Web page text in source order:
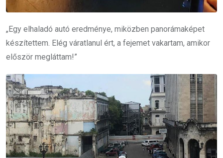
„Egy elhaladó autó eredménye, miközben panorámaképet
készítettem. Elég váratlanul ért, a fejemet vakartam, amikor
először megláttam!”